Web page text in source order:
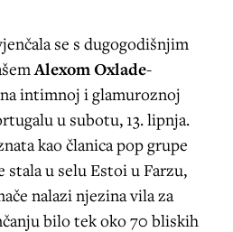
se s dugogodišnjim
Alexom Oxlade-
intimnoj i glamuroznoj
u subotu, 13. lipnja.
kao članica pop grupe
u selu Estoi u Farzu,
nalazi njezina vila za
bilo tek oko 70 bliskih